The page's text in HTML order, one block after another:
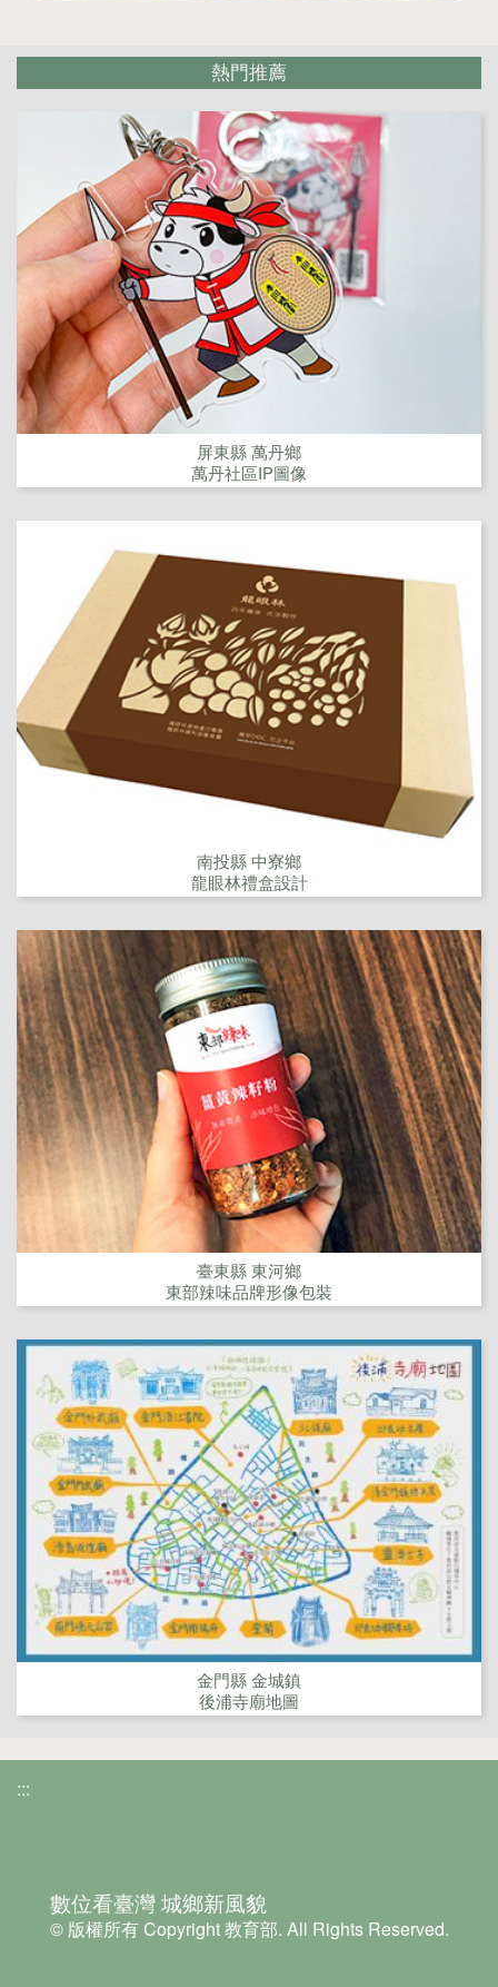
熱門推薦
屏東縣 萬丹鄉
萬丹社區IP圖像
南投縣 中寮鄉
龍眼林禮盒設計
臺東縣 東河鄉
東部辣味品牌形像包裝
金門縣 金城鎮
後浦寺廟地圖
:::
數位看臺灣 城鄉新風貌
© 版權所有 Copyright 教育部. All Rights Reserved.